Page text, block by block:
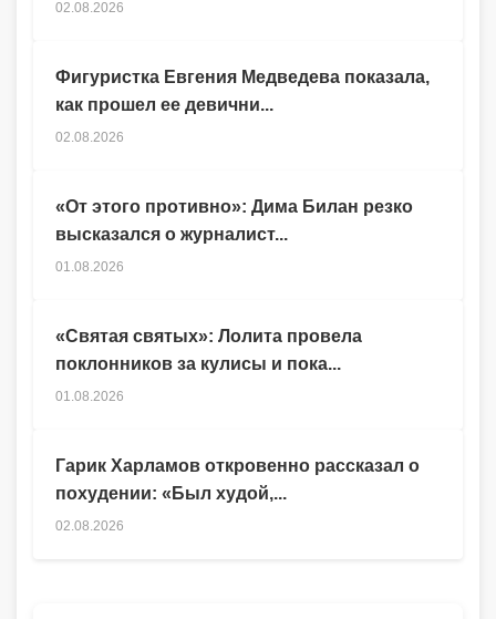
Гарик Харламов откровенно рассказал о
похудении: «Был худой,...
02.08.2026
02.08.2026
Фигуристка Евгения Медведева показала,
как прошел ее девични...
02.08.2026
«От этого противно»: Дима Билан резко
высказался о журналист...
01.08.2026
«Святая святых»: Лолита провела
поклонников за кулисы и пока...
01.08.2026